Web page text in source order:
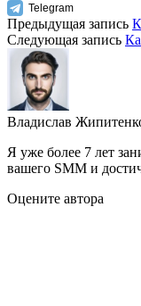
Telegram
Предыдущая запись
Следующая запись
Владислав
Я уже более 7 лет
вашего SMM и
Оцените автора